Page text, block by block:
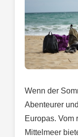
Wenn der
Abenteurer
Europas. Vom
Mittelmeer